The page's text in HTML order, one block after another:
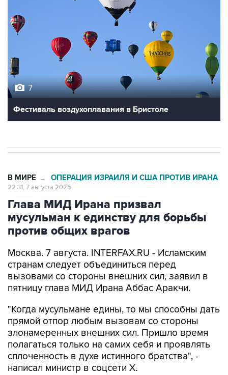
7
Фестиваль воздухоплавания в Бристоле
В МИРЕ → ОПЕРАЦИЯ ИЗРАИЛЯ И США ПРОТИВ ИРАНА
22:31, 7 августа 2026
Глава МИД Ирана призвал
мусульман к единству для борьбы
против общих врагов
Москва. 7 августа. INTERFAX.RU - Исламским
странам следует объединиться перед
вызовами со стороны внешних сил, заявил в
пятницу глава МИД Ирана Аббас Аракчи.
"Когда мусульмане едины, то мы способны дать
прямой отпор любым вызовам со стороны
злонамеренных внешних сил. Пришло время
полагаться только на самих себя и проявлять
сплоченность в духе истинного братства", -
написал министр в соцсети Х.